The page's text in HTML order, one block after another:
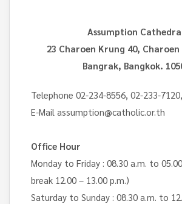
Assumption
23 Charoen Krung 40,
Bangrak, Bangkok.
Telephone 02-234-8556, 02-233-
E-Mail assumption@catholic.or.th
Office Hour
Monday to Friday : 08.30 a.m. to
break 12.00 – 13.00 p.m.)
Saturday to Sunday : 08.30 a.m. to